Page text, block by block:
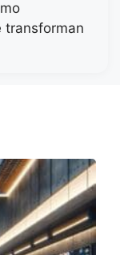
transforman